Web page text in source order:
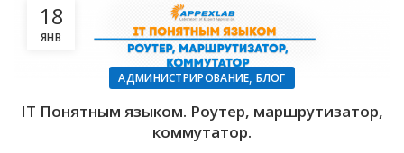
18
ЯНВ
АДМИНИСТРИРОВАНИЕ,БЛОГ
IT Понятным языком. Роутер, маршрутизатор,
коммутатор.